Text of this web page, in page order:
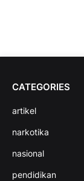
CATEGORIES
artikel
narkotika
nasional
pendidikan